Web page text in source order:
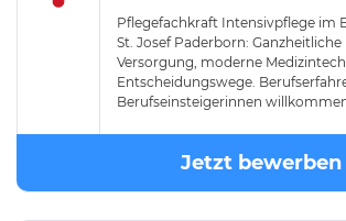
Pflegefachkraft Intensivpflege im
St. Josef Paderborn:
Versorgung, moderne
Entscheidungswege.
Berufseinsteigerinnen
Jetzt bewerben